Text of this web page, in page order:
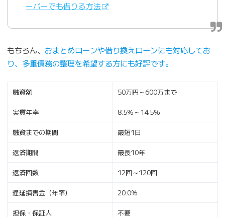
ーバーでも借りる方法
もちろん、 おまとめローンや借り換えローンにも対応してお
り、多重債務の整理を希望する方にも好評です。
融資額 50万円～600万まで
実質年率 8.5％～14.5％
融資までの期間 最短1日
返済期間 最長10年
返済回数 12回～120回
遅延損害金（年率） 20.0％
担保・保証人 不要